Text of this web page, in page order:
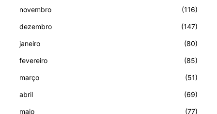
novembro (116)
dezembro (147)
janeiro (80)
fevereiro (85)
março (51)
abril (69)
maio (77)